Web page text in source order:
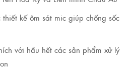
kế ôm sát mic giúp chống sốc
với hầu hết các sản phẩm xử lý